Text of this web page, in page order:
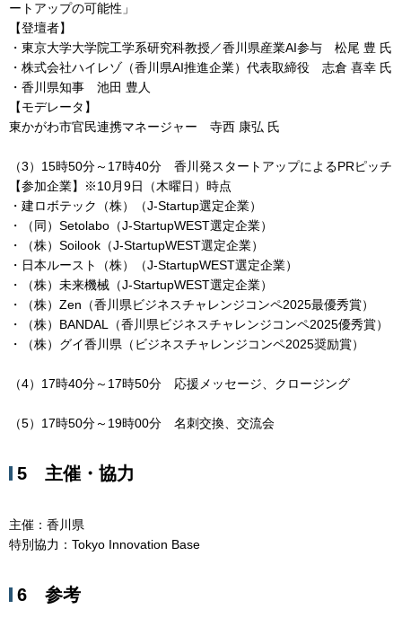
ートアップの可能性」
【登壇者】
・東京大学大学院工学系研究科教授／香川県産業AI参与 松尾 豊 氏
・株式会社ハイレゾ（香川県AI推進企業）代表取締役 志倉 喜幸 氏
・香川県知事 池田 豊人
【モデレータ】
東かがわ市官民連携マネージャー 寺西 康弘 氏
（3）15時50分～17時40分 香川発スタートアップによるPRピッチ
【参加企業】※10月9日（木曜日）時点
・建ロボテック（株）（J-Startup選定企業）
・（同）Setolabo（J-StartupWEST選定企業）
・（株）Soilook（J-StartupWEST選定企業）
・日本ルースト（株）（J-StartupWEST選定企業）
・（株）未来機械（J-StartupWEST選定企業）
・（株）Zen（香川県ビジネスチャレンジコンペ2025最優秀賞）
・（株）BANDAL（香川県ビジネスチャレンジコンペ2025優秀賞）
・（株）グイ香川県（ビジネスチャレンジコンペ2025奨励賞）
（4）17時40分～17時50分 応援メッセージ、クロージング
（5）17時50分～19時00分 名刺交換、交流会
5 主催・協力
主催：香川県
特別協力：Tokyo Innovation Base
6 参考